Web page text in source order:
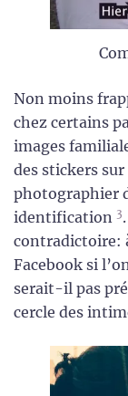
Non moins
chez certains
images
des stickers
photographier
identification 3
contradictoire:
Facebook si
serait-il pas
cercle des